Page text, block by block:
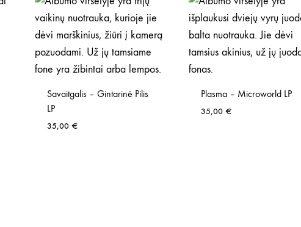
Savaitgalis – Gintarinė Pilis
LP
35,00 €
Plasma – Microworld LP
35,00€